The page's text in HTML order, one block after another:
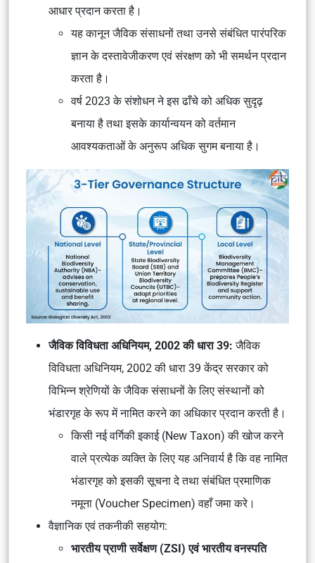
आधार प्रदान करता है।
यह कानून जैविक संसाधनों तथा उनसे संबंधित पारंपरिक
ज्ञान के दस्तावेजीकरण एवं संरक्षण को भी समर्थन प्रदान
करता है।
वर्ष 2023 के संशोधन ने इस ढाँचे को अधिक सुदृढ़
बनाया है तथा इसके कार्यान्वयन को वर्तमान
आवश्यकताओं के अनुरूप अधिक सुगम बनाया है।
जैविक विविधता अधिनियम, 2002 की धारा 39:जैविक
विविधता अधिनियम, 2002 की धारा 39 केंद्र सरकार को
विभिन्न श्रेणियों के जैविक संसाधनों के लिए संस्थानों को
भंडारगृह के रूप में नामित करने का अधिकार प्रदान करती है।
किसी नई वर्गिकी इकाई (New Taxon) की खोज करने
वाले प्रत्येक व्यक्ति के लिए यह अनिवार्य है कि वह नामित
भंडारगृह को इसकी सूचना दे तथा संबंधित प्रमाणिक
नमूना (Voucher Specimen) वहाँ जमा करे।
वैज्ञानिक एवं तकनीकी सहयोग:
भारतीय प्राणी सर्वेक्षण (ZSI) एवं भारतीय वनस्पति